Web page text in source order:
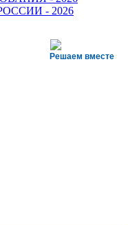
- 2026
Решаем вместе